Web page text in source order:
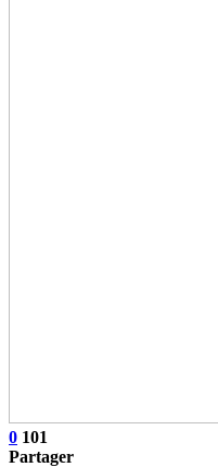
0 101
Partager